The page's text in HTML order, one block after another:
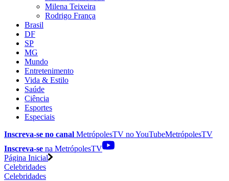
Milena Teixeira
Rodrigo França
Brasil
DF
SP
MG
Mundo
Entretenimento
Vida & Estilo
Saúde
Ciência
Esportes
Especiais
Inscreva-se no canal MetrópolesTV noYouTubeMetrópolesTV
Inscreva-se na MetrópolesTV
Página Inicial
Celebridades
Celebridades